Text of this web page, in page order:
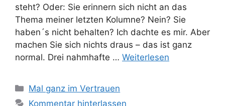
steht? Oder: Sie erinnern sich nicht an das
Thema meiner letzten Kolumne? Nein? Sie
haben´s nicht behalten? Ich dachte es mir. Aber
machen Sie sich nichts draus – das ist ganz
normal. Drei nahmhafte … Weiterlesen
Kategorien
Mal ganz im Vertrauen
Kommentar hinterlassen